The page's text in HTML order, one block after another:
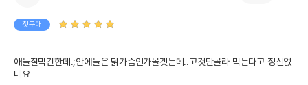
첫구매
애들잘먹긴한데.;안에들은 닭가슴인가몰겟는데..고것만골라 먹는다고 정신없
네요